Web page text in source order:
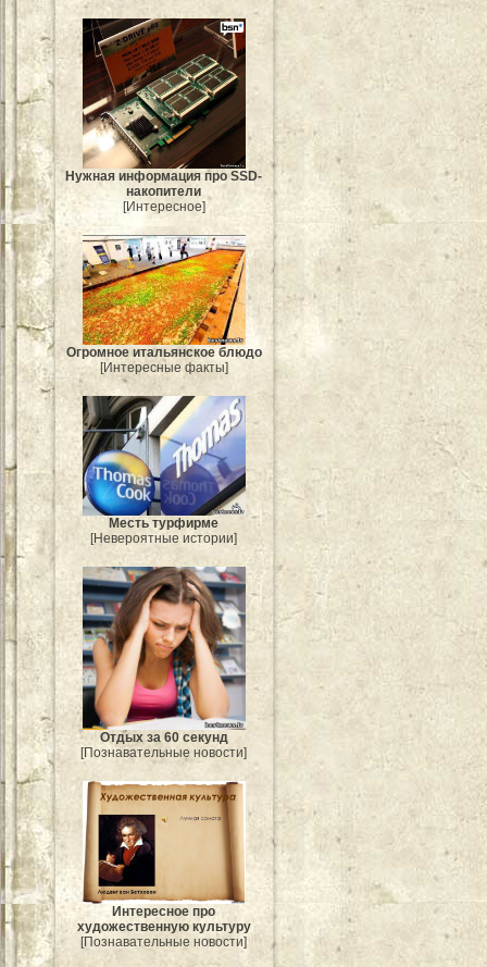
Нужная информация про SSD-
накопители
[Интересное]
Огромное итальянское блюдо
[Интересные факты]
Месть турфирме
[Невероятные истории]
Отдых за 60 секунд
[Познавательные новости]
Интересное про
художественную культуру
[Познавательные новости]